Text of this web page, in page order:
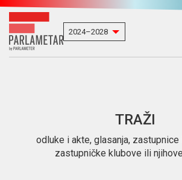
TRAŽI
odluke i akte, glasanja,
zastupničke klubove ili